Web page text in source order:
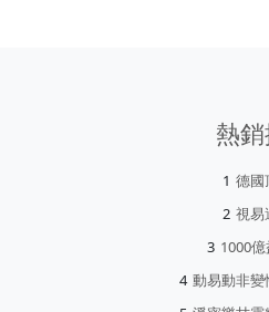
熱
德國
視易
1000
動易動非變